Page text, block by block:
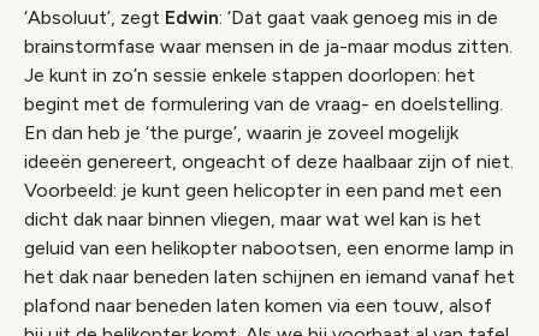
‘Absoluut’, zegt Edwin: ‘Dat gaat vaak genoeg mis in de
brainstormfase waar mensen in de ja-maar modus zitten.
Je kunt in zo’n sessie enkele stappen doorlopen: het
begint met de formulering van de vraag- en doelstelling.
En dan heb je ‘the purge’, waarin je zoveel mogelijk
ideeën genereert, ongeacht of deze haalbaar zijn of niet.
Voorbeeld: je kunt geen helicopter in een pand met een
dicht dak naar binnen vliegen, maar wat wel kan is het
geluid van een helikopter nabootsen, een enorme lamp in
het dak naar beneden laten schijnen en iemand vanaf het
plafond naar beneden laten komen via een touw, alsof